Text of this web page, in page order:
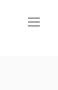
menüyü
aç